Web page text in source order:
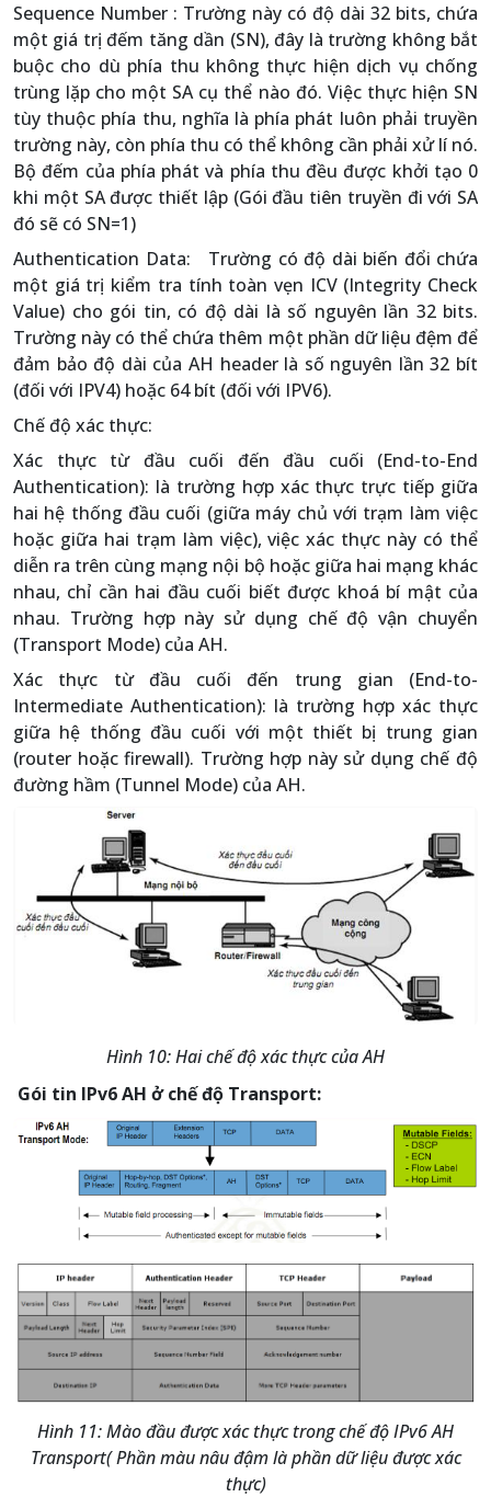
Sequence Number : Trường này có độ dài 32 bits, chứa
một giá trị đếm tăng dần (SN), đây là trường không bắt
buộc cho dù phía thu không thực hiện dịch vụ chống
trùng lặp cho một SA cụ thể nào đó. Việc thực hiện SN
tùy thuộc phía thu, nghĩa là phía phát luôn phải truyền
trường này, còn phía thu có thể không cần phải xử lí nó.
Bộ đếm của phía phát và phía thu đều được khởi tạo 0
khi một SA được thiết lập (Gói đầu tiên truyền đi với SA
đó sẽ có SN=1)
Authentication Data: Trường có độ dài biến đổi chứa
một giá trị kiểm tra tính toàn vẹn ICV (Integrity Check
Value) cho gói tin, có độ dài là số nguyên lần 32 bits.
Trường này có thể chứa thêm một phần dữ liệu đệm để
đảm bảo độ dài của AH header là số nguyên lần 32 bít
(đối với IPV4) hoặc 64 bít (đối với IPV6).
Chế độ xác thực:
Xác thực từ đầu cuối đến đầu cuối (End-to-End
Authentication): là trường hợp xác thực trực tiếp giữa
hai hệ thống đầu cuối (giữa máy chủ với trạm làm việc
hoặc giữa hai trạm làm việc), việc xác thực này có thể
diễn ra trên cùng mạng nội bộ hoặc giữa hai mạng khác
nhau, chỉ cần hai đầu cuối biết được khoá bí mật của
nhau. Trường hợp này sử dụng chế độ vận chuyển
(Transport Mode) của AH.
Xác thực từ đầu cuối đến trung gian (End-to-
Intermediate Authentication): là trường hợp xác thực
giữa hệ thống đầu cuối với một thiết bị trung gian
(router hoặc firewall). Trường hợp này sử dụng chế độ
đường hầm (Tunnel Mode) của AH.
Hình 10: Hai chế độ xác thực của AH
Gói tin IPv6 AH ở chế độ Transport:
Hình 11: Mào đầu được xác thực trong chế độ IPv6 AH
Transport( Phần màu nâu đậm là phần dữ liệu được xác
thực)